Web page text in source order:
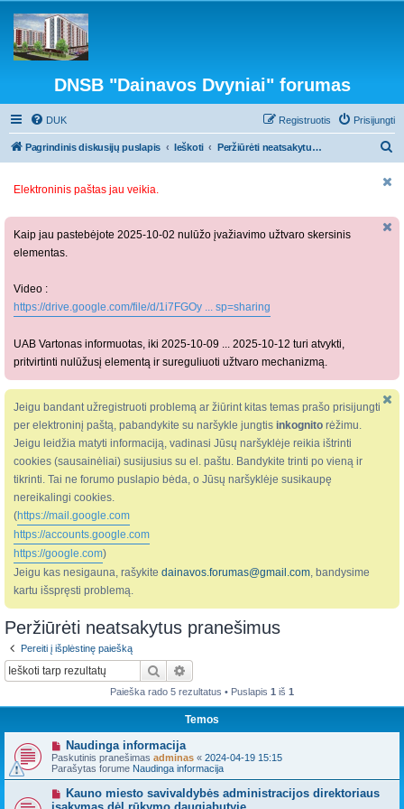
DNSB "Dainavos Dvyniai" forumas
DUK Prisijungti
Registruotis
Pagrindinis diskusijų puslapis Ieškoti Peržiūrėti neatsakytus pranešimus
Elektroninis paštas jau veikia.
Kaip jau pastebėjote 2025-10-02 nulūžo įvažiavimo užtvaro skersinis
elementas.
Video :
https://drive.google.com/file/d/1i7FGOy ... sp=sharing
UAB Vartonas informuotas, iki 2025-10-09 ... 2025-10-12 turi atvykti,
pritvirtinti nulūžusį elementą ir sureguliuoti užtvaro mechanizmą.
Jeigu bandant užregistruoti problemą ar žiūrint kitas temas prašo prisijungti
per elektroninį paštą, pabandykite su naršykle jungtis inkognito rėžimu.
Jeigu leidžia matyti informaciją, vadinasi Jūsų naršyklėje reikia ištrinti
cookies (sausainėliai) susijusius su el. paštu. Bandykite trinti po vieną ir
tikrinti. Tai ne forumo puslapio bėda, o Jūsų naršyklėje susikaupę
nereikalingi cookies.
(https://mail.google.com
https://accounts.google.com
https://google.com)
Jeigu kas nesigauna, rašykite dainavos.forumas@gmail.com, bandysime
kartu išspręsti problemą.
Peržiūrėti neatsakytus pranešimus
Pereiti į išplėstinę paiešką
Ieškoti
Paieška rado 5 rezultatus • Puslapis 1 iš 1
Temos
N
a
u
j
a
s
Naudinga informacija
Paskutinis pranešimas adminas « 2024-04-19 15:15
Parašytas forume Naudinga informacija
NKauno miesto savivaldybės administracijos direktoriaus
įsakymas dėl rūkymo daugiabutyje